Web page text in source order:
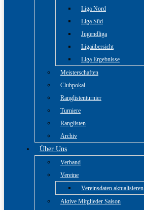
Liga Nord
Liga Süd
Jugendliga
Ligaübersicht
Liga Ergebnisse
Meisterschaften
Clubpokal
Ranglistenturnier
Turniere
Ranglisten
Archiv
Über Uns
Verband
Vereine
Vereinsdaten aktualisieren
Aktive Mitglieder Saison